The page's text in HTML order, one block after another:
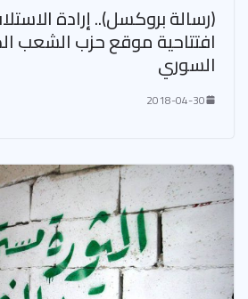
(رسالة بروكسل).. إرادة
افتتاحية موقع حزب الشعب
السوري
2018-04-30